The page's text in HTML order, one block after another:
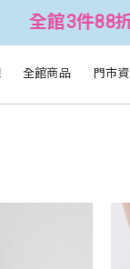
折$300 (
全館商品 門市